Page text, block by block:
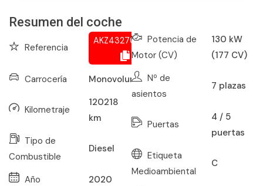
Resumen del coche
Referencia
AKZ432706650
Carrocería Monovolumen
Kilometraje
120218
km
Tipo de
Combustible
Diesel
Año
2020
Potencia de
Motor (CV)
130 kW
(177 CV)
Nº de
asientos
7 plazas
Puertas
4 / 5
puertas
Etiqueta
Medioambiental
C